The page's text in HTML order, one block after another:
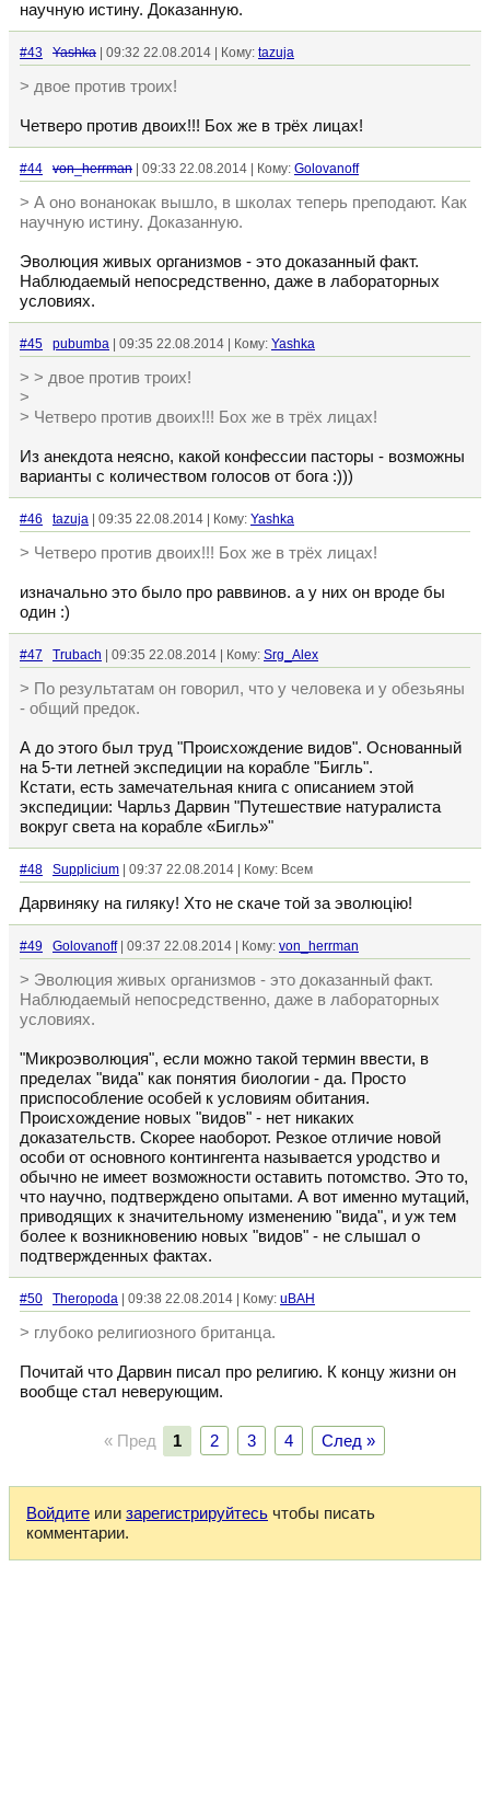
научную истину. Доказанную.
#43 Yashka | 09:32 22.08.2014 | Кому: tazuja
> двое против троих!
Четверо против двоих!!! Бох же в трёх лицах!
#44 von_herrman | 09:33 22.08.2014 | Кому: Golovanoff
> А оно вонанокак вышло, в школах теперь преподают. Как
научную истину. Доказанную.
Эволюция живых организмов - это доказанный факт.
Наблюдаемый непосредственно, даже в лабораторных
условиях.
#45 pubumba | 09:35 22.08.2014 | Кому: Yashka
> > двое против троих!
>
> Четверо против двоих!!! Бох же в трёх лицах!
Из анекдота неясно, какой конфессии пасторы - возможны
варианты с количеством голосов от бога :)))
#46 tazuja | 09:35 22.08.2014 | Кому: Yashka
> Четверо против двоих!!! Бох же в трёх лицах!
изначально это было про раввинов. а у них он вроде бы
один :)
#47 Trubach | 09:35 22.08.2014 | Кому: Srg_Alex
> По результатам он говорил, что у человека и у обезьяны
- общий предок.
А до этого был труд "Происхождение видов". Основанный
на 5-ти летней экспедиции на корабле "Бигль".
Кстати, есть замечательная книга с описанием этой
экспедиции: Чарльз Дарвин "Путешествие натуралиста
вокруг света на корабле «Бигль»"
#48 Supplicium | 09:37 22.08.2014 | Кому: Всем
Дарвиняку на гиляку! Хто не скаче той за эволюцiю!
#49 Golovanoff| 09:37 22.08.2014 | Кому: von_herrman
> Эволюция живых организмов - это доказанный факт.
Наблюдаемый непосредственно, даже в лабораторных
условиях.
"Микроэволюция", если можно такой термин ввести, в
пределах "вида" как понятия биологии - да. Просто
приспособление особей к условиям обитания.
Происхождение новых "видов" - нет никаких
доказательств. Скорее наоборот. Резкое отличие новой
особи от основного контингента называется уродство и
обычно не имеет возможности оставить потомство. Это то,
что научно, подтверждено опытами. А вот именно мутаций,
приводящих к значительному изменению "вида", и уж тем
более к возникновению новых "видов" - не слышал о
подтвержденных фактах.
#50 Theropoda | 09:38 22.08.2014 | Кому: uBAH
> глубоко религиозного британца.
Почитай что Дарвин писал про религию. К концу жизни он
вообще стал неверующим.
« Пред 1 2 3 4 След »
Войдите или зарегистрируйтесь чтобы писать
комментарии.